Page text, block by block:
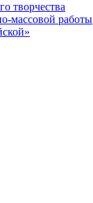
творчества
массовой работы